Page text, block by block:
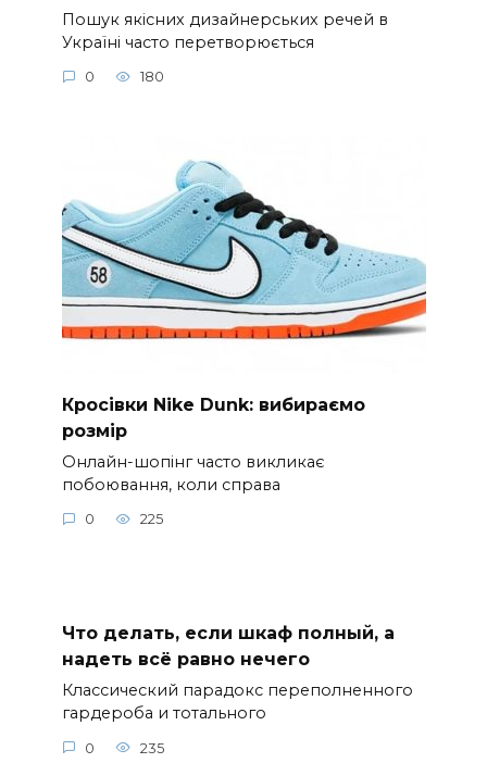
Пошук якісних дизайнерських речей в
Україні часто перетворюється
0 180
Кросівки Nike Dunk: вибираємо
розмір
Онлайн-шопінг часто викликає
побоювання, коли справа
0 225
Что делать, если шкаф полный, а
надеть всё равно нечего
Классический парадокс переполненного
гардероба и тотального
0 235